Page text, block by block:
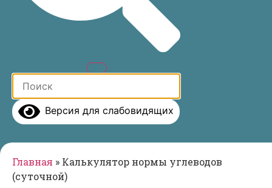
Версия для слабовидящих
Главная » Калькулятор нормы углеводов
(суточной)